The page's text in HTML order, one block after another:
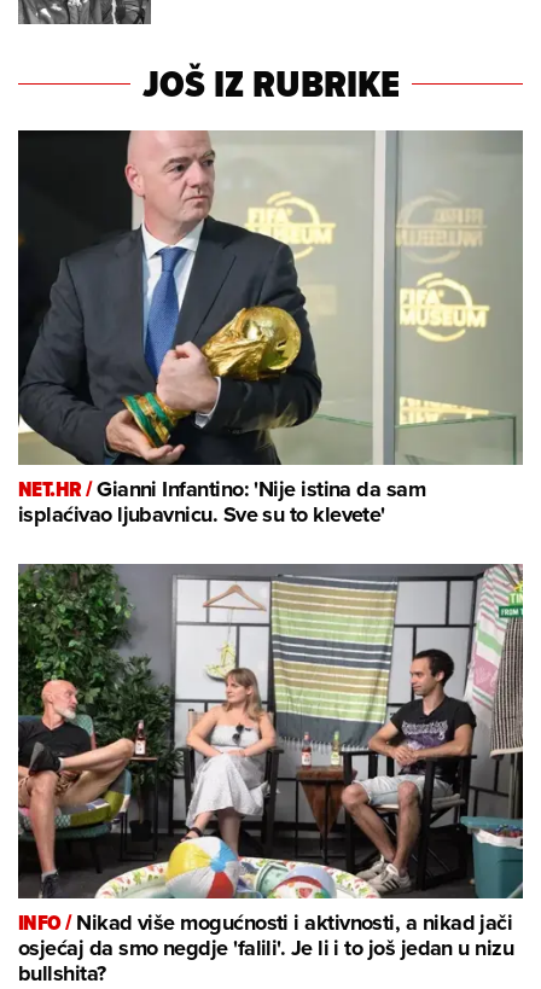
JOŠ IZ RUBRIKE
NET.HR /Gianni Infantino: 'Nije istina da sam
isplaćivao ljubavnicu. Sve su to klevete'
INFO /Nikad više mogućnosti i aktivnosti, a nikad jači
osjećaj da smo negdje 'falili'. Je li i to još jedan u nizu
bullshita?